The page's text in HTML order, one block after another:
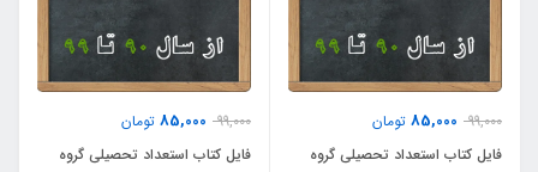
99,000
85,000 تومان
فایل کتاب استعداد تحصیلی گروه
99,000
85,000 تومان
فایل کتاب استعداد تحصیلی گروه